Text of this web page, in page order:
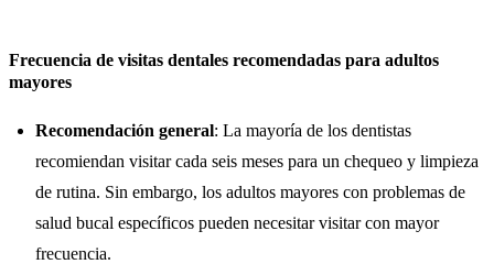
Frecuencia de visitas dentales recomendadas para adultos
mayores
Recomendación general: La mayoría de los dentistas
recomiendan visitar cada seis meses para un chequeo y limpieza
de rutina. Sin embargo, los adultos mayores con problemas de
salud bucal específicos pueden necesitar visitar con mayor
frecuencia.